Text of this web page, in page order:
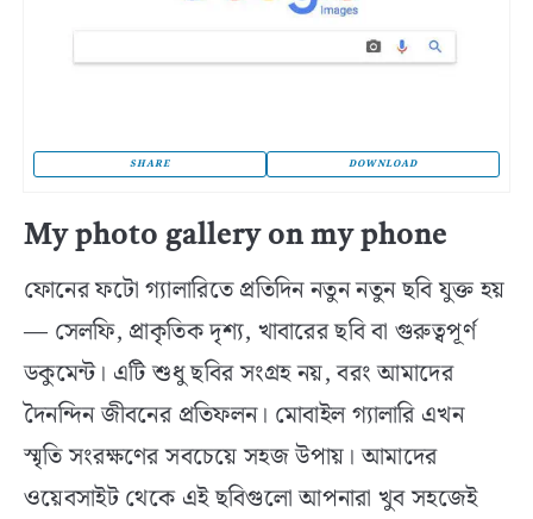
SHARE DOWNLOAD
My photo gallery on my phone
ফোনের ফটো গ্যালারিতে প্রতিদিন নতুন নতুন ছবি যুক্ত হয়
— সেলফি, প্রাকৃতিক দৃশ্য, খাবারের ছবি বা গুরুত্বপূর্ণ
ডকুমেন্ট। এটি শুধু ছবির সংগ্রহ নয়, বরং আমাদের
দৈনন্দিন জীবনের প্রতিফলন। মোবাইল গ্যালারি এখন
স্মৃতি সংরক্ষণের সবচেয়ে সহজ উপায়। আমাদের
ওয়েবসাইট থেকে এই ছবিগুলো আপনারা খুব সহজেই